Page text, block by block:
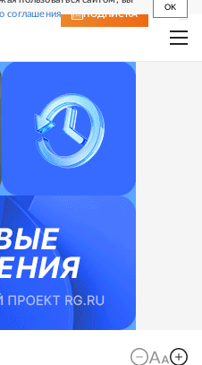
соглашения
OK
ПОДПИСКА